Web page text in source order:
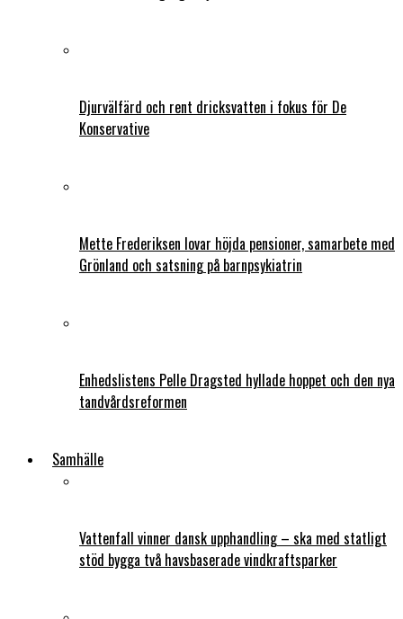
Djurvälfärd och rent dricksvatten i fokus för De
Konservative
Mette Frederiksen lovar höjda pensioner, samarbete med
Grönland och satsning på barnpsykiatrin
Enhedslistens Pelle Dragsted hyllade hoppet och den nya
tandvårdsreformen
Samhälle
Vattenfall vinner dansk upphandling – ska med statligt
stöd bygga två havsbaserade vindkraftsparker